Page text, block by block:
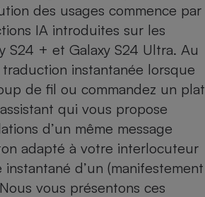
des usages commence par
IA introduites sur les
S24 + et Galaxy S24 Ultra. Au
instantanée lorsque
de fil ou commandez un plat
qui vous propose
d’un même message
adapté à votre interlocuteur
d’un (manifestement
vous présentons ces
Cafetière à expressos